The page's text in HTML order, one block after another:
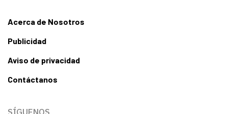
Acerca de Nosotros
Publicidad
Aviso de privacidad
Contáctanos
SÍGUENOS